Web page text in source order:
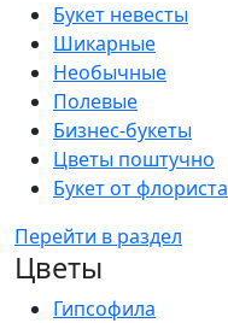
Букет невесты
Шикарные
Необычные
Полевые
Бизнес-букеты
Цветы поштучно
Букет от флориста
Перейти в раздел
Цветы
Гипсофила